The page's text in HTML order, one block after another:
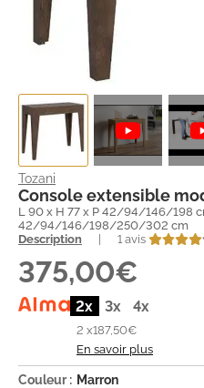
Tozani
Console extensible
L 90 x H 77 x P 42/94/146/198
42/94/146/198/250/302 cm
Description
1 avis
375,00€
2x 3x 4x
2 x187,50€
En savoir plus
Couleur : Marron